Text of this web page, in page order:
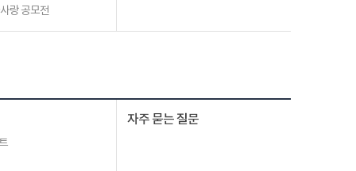
랑 공모전
자주 묻는 질문